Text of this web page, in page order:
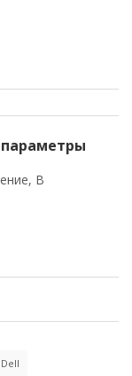
В
Dell